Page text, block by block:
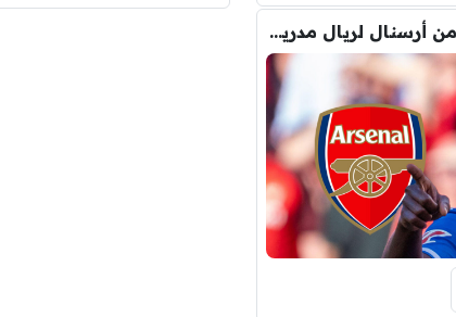
عاجل : العرض المالي من أرسنال لريال مدريد من أجل شراء فينيسيوس جونيور